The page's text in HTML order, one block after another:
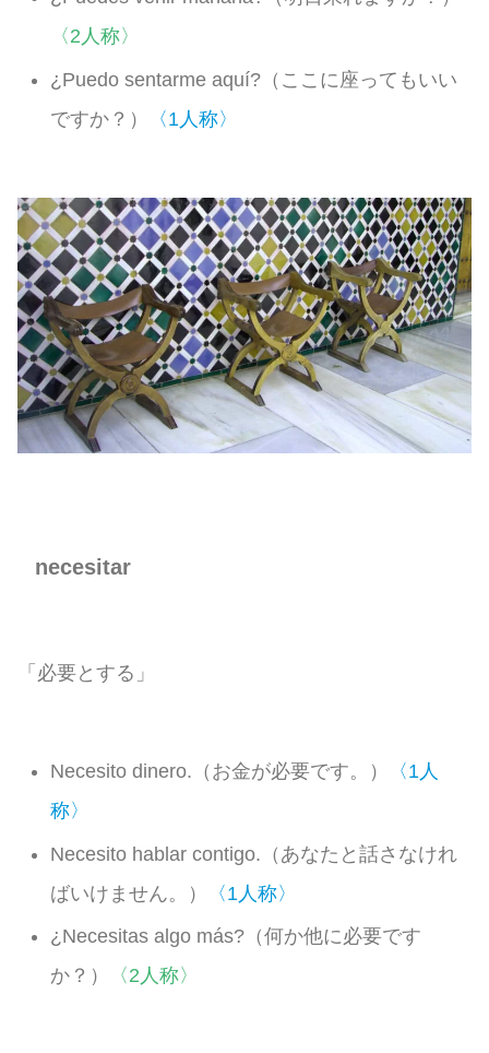
〈2人称〉
¿Puedo sentarme aquí?（ここに座ってもいい
ですか？）
〈1人称〉
necesitar
「必要とする」
Necesito dinero.（お金が必要です。）
〈1人
称〉
Necesito hablar contigo.（あなたと話さなけれ
ばいけません。）
〈1人称〉
¿Necesitas algo más?（何か他に必要です
か？）
〈2人称〉